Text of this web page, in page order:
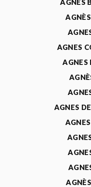
AGNES
AGNES
AGNES
AGNES